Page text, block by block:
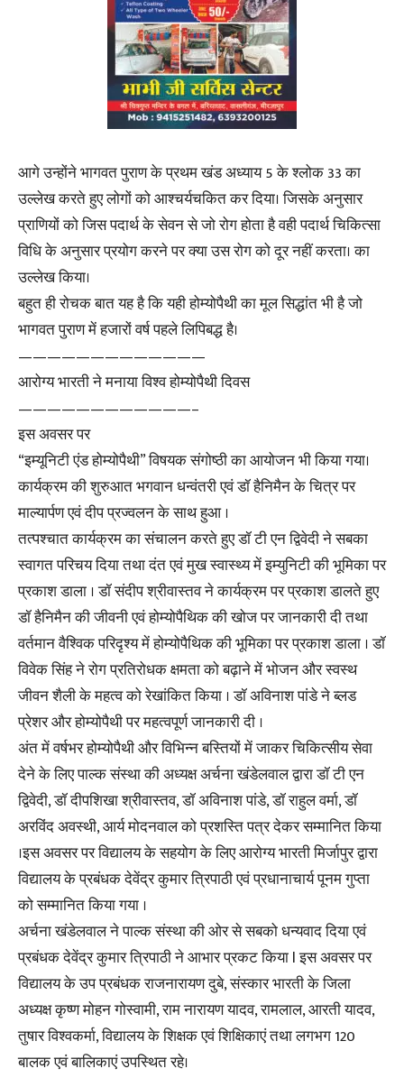
आगे उन्होंने भागवत पुराण के प्रथम खंड अध्याय 5 के श्लोक 33 का
उल्लेख करते हुए लोगों को आश्चर्यचकित कर दिया। जिसके अनुसार
प्राणियों को जिस पदार्थ के सेवन से जो रोग होता है वही पदार्थ चिकित्सा
विधि के अनुसार प्रयोग करने पर क्या उस रोग को दूर नहीं करता। का
उल्लेख किया।
बहुत ही रोचक बात यह है कि यही होम्योपैथी का मूल सिद्धांत भी है जो
भागवत पुराण में हजारों वर्ष पहले लिपिबद्ध है।
—————————————
आरोग्य भारती ने मनाया विश्व होम्योपैथी दिवस
————————————–
इस अवसर पर
“इम्यूनिटी एंड होम्योपैथी” विषयक संगोष्ठी का आयोजन भी किया गया।
कार्यक्रम की शुरुआत भगवान धन्वंतरी एवं डॉ हैनिमैन के चित्र पर
माल्यार्पण एवं दीप प्रज्वलन के साथ हुआ ।
तत्पश्चात कार्यक्रम का संचालन करते हुए डॉ टी एन द्विवेदी ने सबका
स्वागत परिचय दिया तथा दंत एवं मुख स्वास्थ्य में इम्युनिटी की भूमिका पर
प्रकाश डाला । डॉ संदीप श्रीवास्तव ने कार्यक्रम पर प्रकाश डालते हुए
डॉ हैनिमैन की जीवनी एवं होम्योपैथिक की खोज पर जानकारी दी तथा
वर्तमान वैश्विक परिदृश्य में होम्योपैथिक की भूमिका पर प्रकाश डाला । डॉ
विवेक सिंह ने रोग प्रतिरोधक क्षमता को बढ़ाने में भोजन और स्वस्थ
जीवन शैली के महत्व को रेखांकित किया । डॉ अविनाश पांडे ने ब्लड
प्रेशर और होम्योपैथी पर महत्वपूर्ण जानकारी दी ।
अंत में वर्षभर होम्योपैथी और विभिन्न बस्तियों में जाकर चिकित्सीय सेवा
देने के लिए पाल्क संस्था की अध्यक्ष अर्चना खंडेलवाल द्वारा डॉ टी एन
द्विवेदी, डॉ दीपशिखा श्रीवास्तव, डॉ अविनाश पांडे, डॉ राहुल वर्मा, डॉ
अरविंद अवस्थी, आर्य मोदनवाल को प्रशस्ति पत्र देकर सम्मानित किया
।इस अवसर पर विद्यालय के सहयोग के लिए आरोग्य भारती मिर्जापुर द्वारा
विद्यालय के प्रबंधक देवेंद्र कुमार त्रिपाठी एवं प्रधानाचार्य पूनम गुप्ता
को सम्मानित किया गया ।
अर्चना खंडेलवाल ने पाल्क संस्था की ओर से सबको धन्यवाद दिया एवं
प्रबंधक देवेंद्र कुमार त्रिपाठी ने आभार प्रकट किया l इस अवसर पर
विद्यालय के उप प्रबंधक राजनारायण दुबे, संस्कार भारती के जिला
अध्यक्ष कृष्ण मोहन गोस्वामी, राम नारायण यादव, रामलाल, आरती यादव,
तुषार विश्वकर्मा, विद्यालय के शिक्षक एवं शिक्षिकाएं तथा लगभग 120
बालक एवं बालिकाएं उपस्थित रहे।